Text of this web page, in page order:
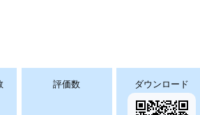
評価数 ダウンロード